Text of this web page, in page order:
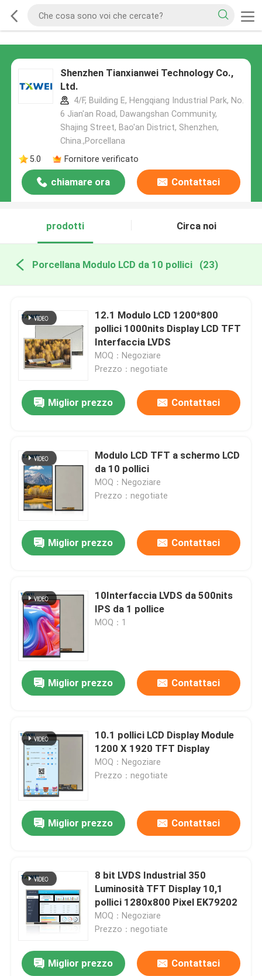
Shenzhen Tianxianwei Technology Co.,
Ltd.
4/F, Building E, Hengqiang Industrial Park, No.
6 Jian'an Road, Dawangshan Community,
Shajing Street, Bao'an District, Shenzhen,
China.,Porcellana
5.0
Fornitore verificato
chiamare ora Contattaci
prodotti Circa noi
Porcellana Modulo LCD da 10 pollici (23)
12.1 Modulo LCD 1200*800
pollici 1000nits Display LCD TFT
Interfaccia LVDS
MOQ：Negoziare
Prezzo：negotiate
Miglior prezzo Contattaci
Modulo LCD TFT a schermo LCD
da 10 pollici
MOQ：Negoziare
Prezzo：negotiate
Miglior prezzo Contattaci
10Interfaccia LVDS da 500nits
IPS da 1 pollice
MOQ：1
Miglior prezzo Contattaci
10.1 pollici LCD Display Module
1200 X 1920 TFT Display
MOQ：Negoziare
Prezzo：negotiate
Miglior prezzo Contattaci
8 bit LVDS Industrial 350
Luminosità TFT Display 10,1
pollici 1280x800 Pixel EK79202
MOQ：Negoziare
Prezzo：negotiate
Miglior prezzo Contattaci